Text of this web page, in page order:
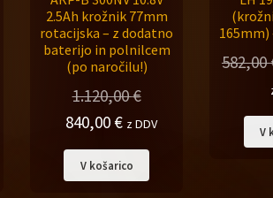
2.5Ah krožnik 77mm
rotacijska – z dodatno
baterijo in polnilcem
(po naročilu!)
1.120,00€
Izvirna
cena
je
840,00 €Trenutna
cena
je:
z DDV
V košarico
165mm)
582,00
V